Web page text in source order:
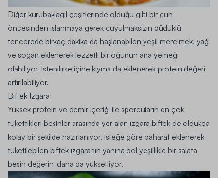
Diğer kurubaklagil çeşitlerinde olduğu gibi bir gün
öncesinden ıslanmaya gerek duyulmaksızın düdüklü
tencerede birkaç dakika da haşlanabilen yeşil mercimek, yağ
ve soğan eklenerek lezzetli bir öğünün ana yemeği
olabiliyor. İstenilirse içine kıyma da eklenerek protein değeri
artırılabiliyor.
Biftek Izgara
Yüksek protein ve demir içeriği ile sporcuların en çok
tükettikleri besinler arasında yer alan ızgara biftek de oldukça
kolay bir şekilde hazırlanıyor. İsteğe göre baharat eklenerek
tüketilebilen biftek ızgaranın yanına bol yeşillikle bir salata
besin değerini daha da yükseltiyor.